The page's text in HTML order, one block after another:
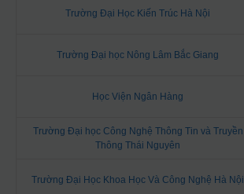
Trường Đại Học Kiến Trúc Hà Nội
Trường Đại học Nông Lâm Bắc Giang
Học Viện Ngân Hàng
Trường Đại học Công Nghệ Thông Tin và Truyền
Thông Thái Nguyên
Trường Đại Học Khoa Học Và Công Nghệ Hà Nội